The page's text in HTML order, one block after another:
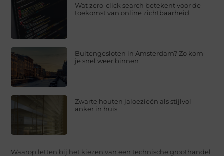
Wat zero-click search betekent voor de
toekomst van online zichtbaarheid
Buitengesloten in Amsterdam? Zo kom
je snel weer binnen
Zwarte houten jaloezieën als stijlvol
anker in huis
Waarop letten bij het kiezen van een technische groothandel